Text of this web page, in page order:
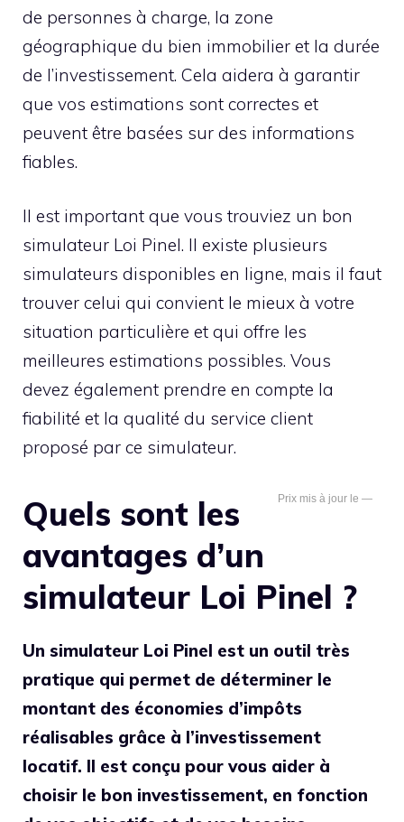
de personnes à charge, la zone
géographique du bien immobilier et la durée
de l’investissement. Cela aidera à garantir
que vos estimations sont correctes et
peuvent être basées sur des informations
fiables.
Il est important que vous trouviez un bon
simulateur Loi Pinel. Il existe plusieurs
simulateurs disponibles en ligne, mais il faut
trouver celui qui convient le mieux à votre
situation particulière et qui offre les
meilleures estimations possibles. Vous
devez également prendre en compte la
fiabilité et la qualité du service client
proposé par ce simulateur.
—
Quels sont les
avantages d’un
simulateur Loi Pinel ?
Un simulateur Loi Pinel est un outil très
pratique qui permet de déterminer le
montant des économies d’impôts
réalisables grâce à l’investissement
locatif. Il est conçu pour vous aider à
choisir le bon investissement, en fonction